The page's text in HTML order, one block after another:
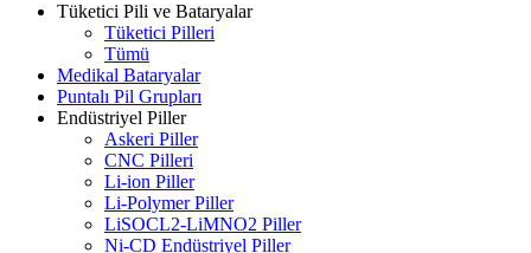
Tüketici Pili ve Bataryalar
Tüketici Pilleri
Tümü
Medikal Bataryalar
Puntalı Pil Grupları
Endüstriyel Piller
Askeri Piller
CNC Pilleri
Li-ion Piller
Li-Polymer Piller
LiSOCL2-LiMNO2 Piller
Ni-CD Endüstriyel Piller